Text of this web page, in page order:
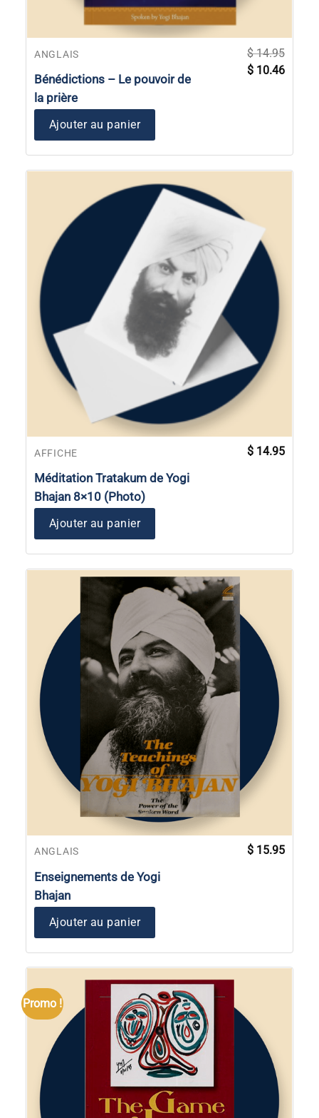
ANGLAIS
Bénédictions – Le pouvoir de
la prière
$14.95
Le
prix
$ 10.46prix
Ajouter au panier
AFFICHE
Méditation Tratakum de Yogi
Bhajan 8×10 (Photo)
$ 14.95
Ajouter au panier
ANGLAIS
Enseignements de Yogi
Bhajan
$ 15.95
Ajouter au panier
Promo !